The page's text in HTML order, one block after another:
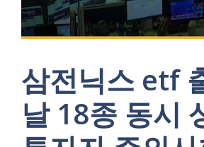
삼전닉스 etf
날 18종 동시